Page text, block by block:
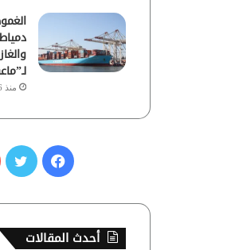
منذ 6 أيام
ف
س
ي
أحدث المقالات